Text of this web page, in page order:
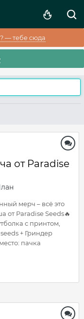
— тебе сюда
от Paradise
мерч – всё это
от Paradise Seeds🔥
с принтом,
+ Гриндер
пачка